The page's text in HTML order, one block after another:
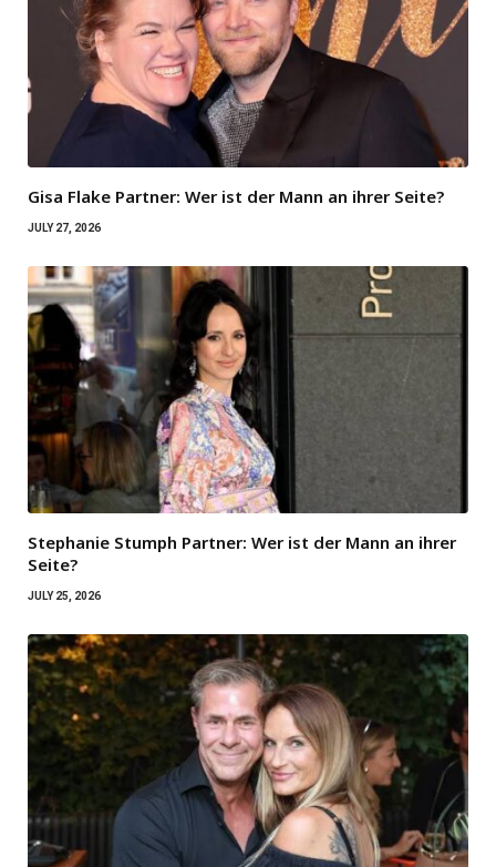
Gisa Flake Partner: Wer ist der Mann an ihrer Seite?
JULY 27, 2026
Stephanie Stumph Partner: Wer ist der Mann an ihrer
Seite?
JULY 25, 2026